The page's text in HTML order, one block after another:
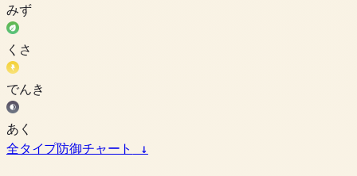
みず
くさ
でんき
あく
全タイプ防御チャート
↓